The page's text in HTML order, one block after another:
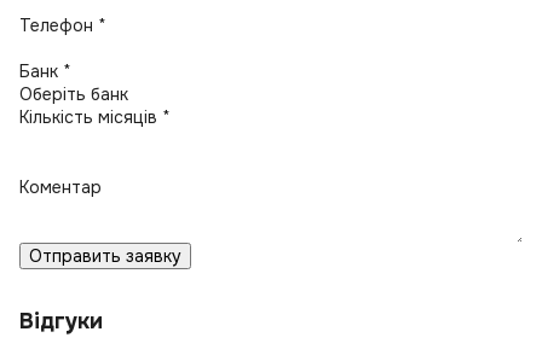
Телефон *
Банк *
Кількість місяців *
Коментар
Отправить заявку
Відгуки